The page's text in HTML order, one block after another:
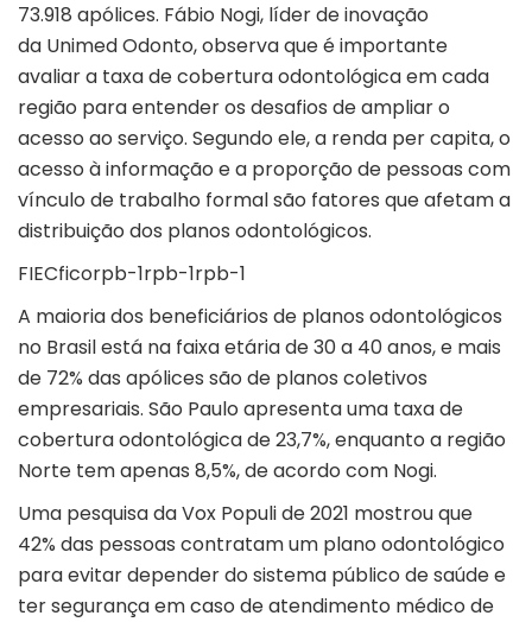
73.918 apólices. Fábio Nogi, líder de inovação
da Unimed Odonto, observa que é importante
avaliar a taxa de cobertura odontológica em cada
região para entender os desafios de ampliar o
acesso ao serviço. Segundo ele, a renda per capita, o
acesso à informação e a proporção de pessoas com
vínculo de trabalho formal são fatores que afetam a
distribuição dos planos odontológicos.
FIECficorpb-1rpb-1rpb-1
A maioria dos beneficiários de planos odontológicos
no Brasil está na faixa etária de 30 a 40 anos, e mais
de 72% das apólices são de planos coletivos
empresariais. São Paulo apresenta uma taxa de
cobertura odontológica de 23,7%, enquanto a região
Norte tem apenas 8,5%, de acordo com Nogi.
Uma pesquisa da Vox Populi de 2021 mostrou que
42% das pessoas contratam um plano odontológico
para evitar depender do sistema público de saúde e
ter segurança em caso de atendimento médico de